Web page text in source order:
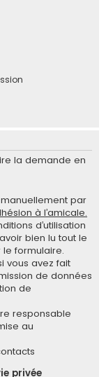
la demande en
par
à l’amicale.
d’utilisation
bien lu tout le
formulaire.
vous avez fait
de données
de
responsable
au
privée